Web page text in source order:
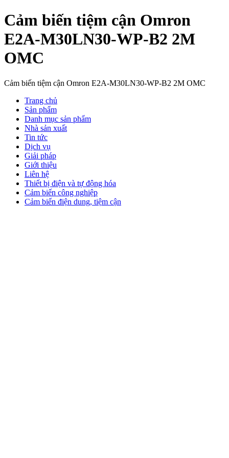
Cảm biến tiệm cận Omron
E2A-M30LN30-WP-B2 2M
OMC
Cảm biến tiệm cận Omron E2A-M30LN30-WP-B2 2M OMC
Trang chủ
Sản phẩm
Danh mục sản phẩm
Nhà sản xuất
Tin tức
Dịch vụ
Giải pháp
Giới thiệu
Liên hệ
Thiết bị điện và tự động hóa
Cảm biến công nghiệp
Cảm biến điện dung, tiệm cận